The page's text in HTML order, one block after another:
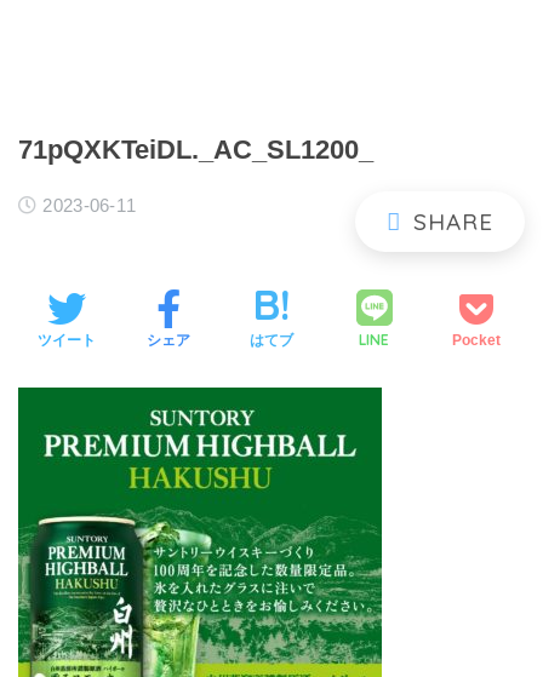
71pQXKTeiDL._AC_SL1200_
2023-06-11
ツイート シェア はてブ LINE Pocket